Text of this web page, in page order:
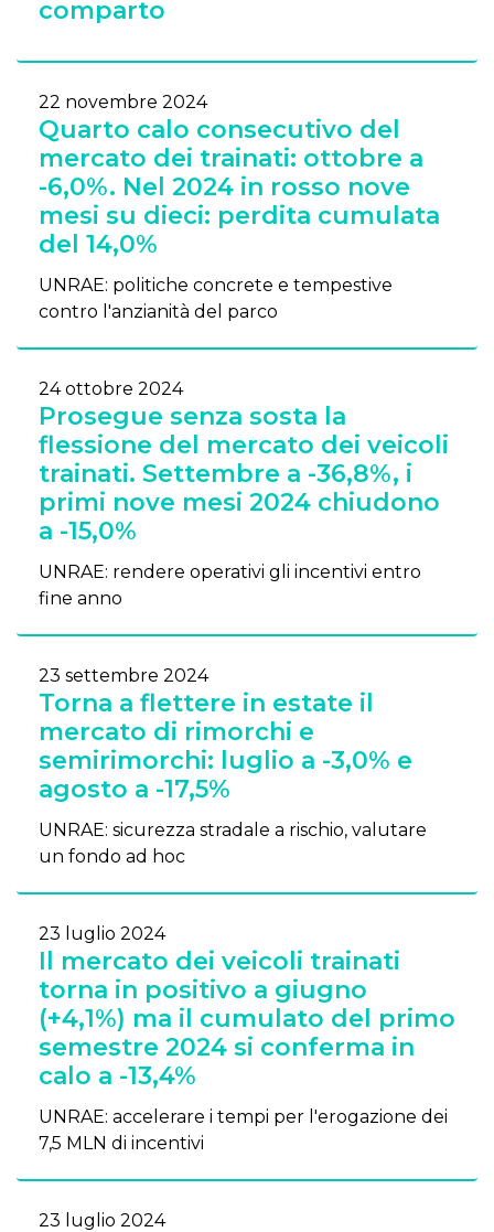
comparto
22 novembre 2024
Quarto calo consecutivo del
mercato dei trainati: ottobre a
-6,0%. Nel 2024 in rosso nove
mesi su dieci: perdita cumulata
del 14,0%
UNRAE: politiche concrete e tempestive
contro l'anzianità del parco
24 ottobre 2024
Prosegue senza sosta la
flessione del mercato dei veicoli
trainati. Settembre a -36,8%, i
primi nove mesi 2024 chiudono
a -15,0%
UNRAE: rendere operativi gli incentivi entro
fine anno
23 settembre 2024
Torna a flettere in estate il
mercato di rimorchi e
semirimorchi: luglio a -3,0% e
agosto a -17,5%
UNRAE: sicurezza stradale a rischio, valutare
un fondo ad hoc
23 luglio 2024
Il mercato dei veicoli trainati
torna in positivo a giugno
(+4,1%) ma il cumulato del primo
semestre 2024 si conferma in
calo a -13,4%
UNRAE: accelerare i tempi per l'erogazione dei
7,5 MLN di incentivi
23 luglio 2024